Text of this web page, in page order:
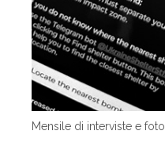
Mensile di interviste e foto